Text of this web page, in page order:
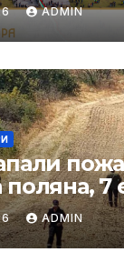
ADMIN
поляна, 7
ADMIN